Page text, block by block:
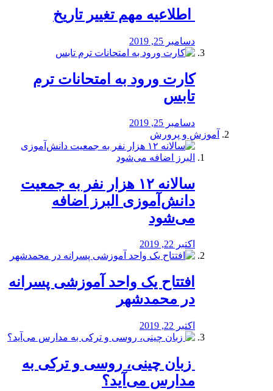
️ اطلاعیه مهم تغییر تاریخ
دسامبر 25, 2019
کارت ورود به امتحانات ترم
تابس
دسامبر 25, 2019
آموزش و پرورش
️سالانه ۱۲ هزار نفر به جمعیت
دانش‌آموزی البرز اضافه
می‌شود
اکتبر 22, 2019
افتتاح یک واحد آموزشی پسرانه
در محمدشهر
اکتبر 22, 2019
️ زبان چینی، روسی و ترکی به
مدارس می‌آید؟